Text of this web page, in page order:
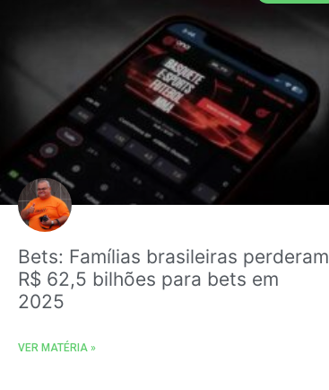
Bets: Famílias brasileiras perderam
R$ 62,5 bilhões para bets em
2025
VER MATÉRIA »